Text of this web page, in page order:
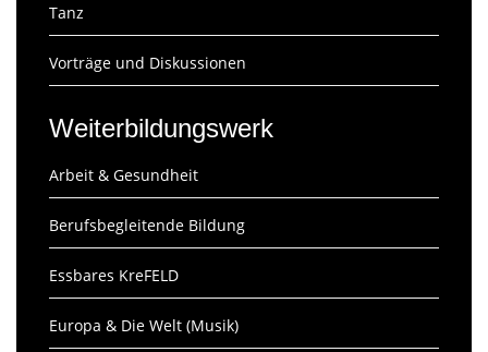
Tanz
Vorträge und Diskussionen
Weiterbildungswerk
Arbeit & Gesundheit
Berufsbegleitende Bildung
Essbares KreFELD
Europa & Die Welt (Musik)